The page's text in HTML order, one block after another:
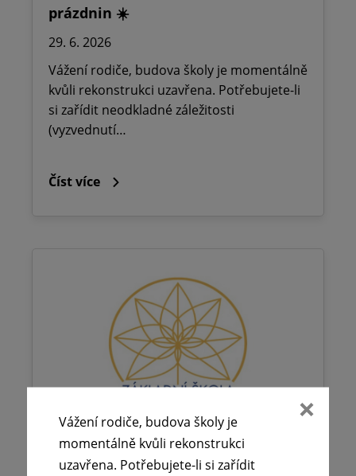
prázdnin ☀️
29. 6. 2026
Vážení rodiče, budova školy je momentálně
kvůli rekonstrukci uzavřena. Potřebujete-li
si zařídit neodkladné záležitosti
(vyzvednutí…
Číst více
Vážení rodiče, budova školy je
momentálně kvůli rekonstrukci
uzavřena. Potřebujete-li si zařídit